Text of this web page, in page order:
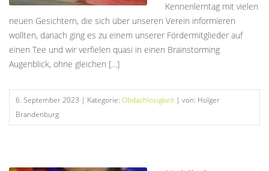
Kennenlerntag mit vielen
neuen Gesichtern, die sich über unseren Verein informieren
wollten, danach ging es zu einem unserer Fördermitglieder auf
einen Tee und wir verfielen quasi in einen Brainstorming
Augenblick, ohne gleichen […]
6. September 2023 | Kategorie: Obdachlosigkeit | von: Holger
Brandenburg